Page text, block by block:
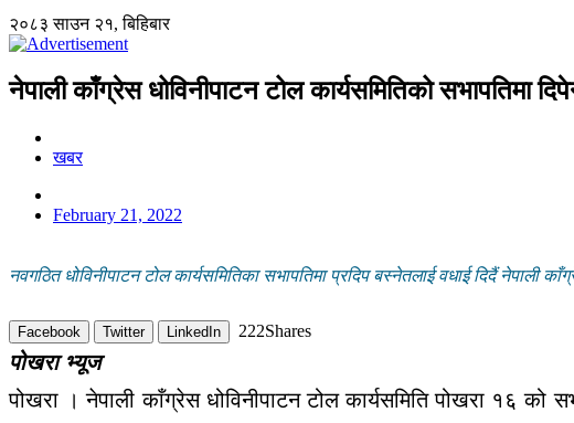
२०८३ साउन २१, बिहिबार
नेपाली काँग्रेस धोविनीपाटन टोल कार्यसमितिको सभापतिमा
खबर
February 21, 2022
नवगठित धोविनीपाटन टोल कार्यसमितिका सभापतिमा प्रदिप बस्नेतलाई वधाई दिदैं नेपाली
Facebook Twitter LinkedIn 222Shares
पोखरा भ्यूज
पोखरा । नेपाली काँग्रेस धोविनीपाटन टोल कार्यसमिति पोखरा १६